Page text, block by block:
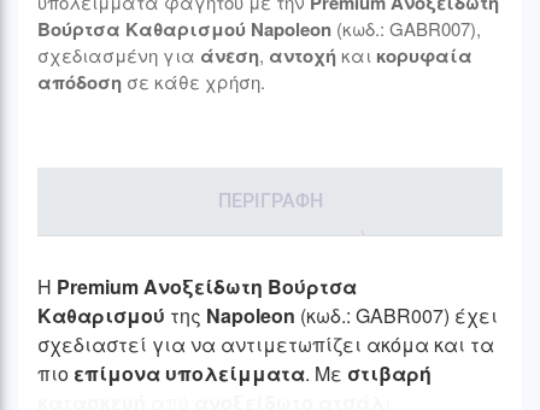
Βούρτσα Καθαρισμού Napoleon (κωδ.: GABR007),
σχεδιασμένη για άνεση, αντοχή και κορυφαία
απόδοση σε κάθε χρήση.
ΠΕΡΙΓΡΑΦΉ
Η Premium Ανοξείδωτη Βούρτσα
Καθαρισμού της Napoleon (κωδ.: GABR007) έχει
σχεδιαστεί για να αντιμετωπίζει ακόμα και τα
πιο επίμονα υπολείμματα. Με στιβαρή